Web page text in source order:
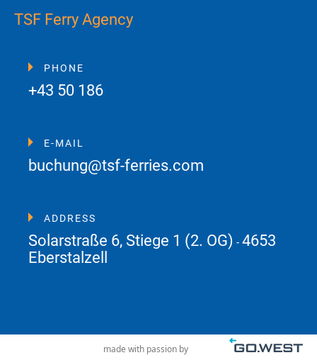
TSF Ferry Agency
PHONE
+43 50 186
E-MAIL
buchung@tsf-ferries.com
ADDRESS
Solarstraße 6, Stiege 1 (2. OG) - 4653
Eberstalzell
made with passion by